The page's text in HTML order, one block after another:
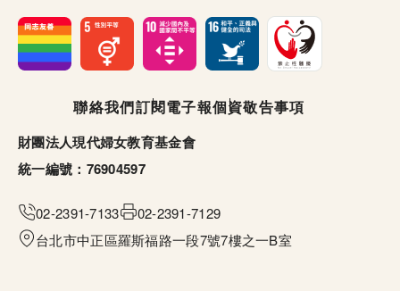
聯絡我們訂閱電子報個資敬告事項
財團法人現代婦女教育基金會
統一編號：76904597
02-2391-7133
02-2391-7129
台北市中正區羅斯福路一段7號7樓之一B室